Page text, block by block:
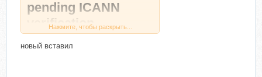
pending ICANN
verification
Это как понять???
Нажмите, чтобы раскрыть...
новый вставил